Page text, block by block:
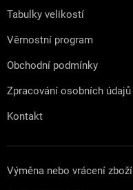
Tabulky velikostí
Věrnostní program
Obchodní podmínky
Zpracování osobních údajů
Kontakt
Výměna nebo vrácení zboží